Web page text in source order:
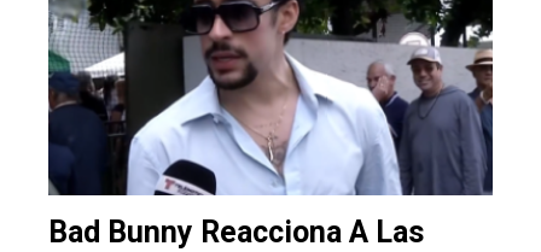
Bad Bunny Reacciona A Las